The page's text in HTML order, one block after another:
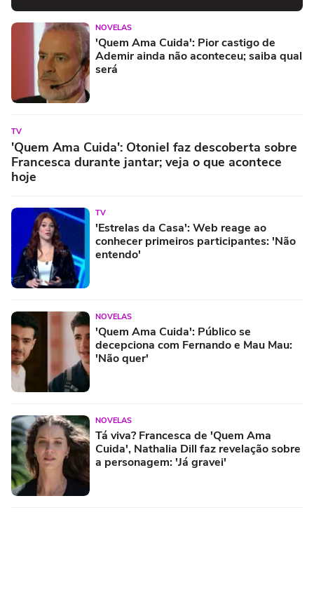
NOVELAS
'Quem Ama Cuida': Pior castigo de
Ademir ainda não aconteceu; saiba qual
será
TV
'Quem Ama Cuida': Otoniel faz descoberta sobre
Francesca durante jantar; veja o que acontece
hoje
TV
'Estrelas da Casa': Web reage ao
conhecer primeiros participantes: 'Não
entendo'
NOVELAS
'Quem Ama Cuida': Público se
decepciona com Fernando e Mau Mau:
'Não quer'
NOVELAS
Tá viva? Francesca de 'Quem Ama
Cuida', Nathalia Dill faz revelação sobre
a personagem: 'Já gravei'